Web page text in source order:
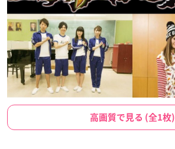
高画質で見る (全1枚)